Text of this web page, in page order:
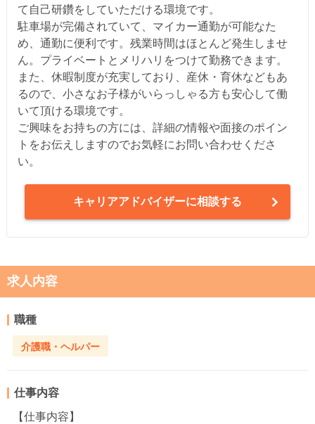
て自己研鑽をしていただける環境です。
駐車場が完備されていて、マイカー通勤が可能なた
め、通勤に便利です。残業時間はほとんど発生しませ
ん。プライベートとメリハリをつけて勤務できます。
また、休暇制度が充実しており、産休・育休などもあ
るので、小さなお子様がいらっしゃる方も安心して働
いて頂ける環境です。
ご興味をお持ちの方には、詳細の情報や面接のポイン
トをお伝えしますのでお気軽にお問い合わせくださ
い。
キャリアアドバイザーに相談する
求人内容
職種
介護職・ヘルパー
仕事内容
【仕事内容】